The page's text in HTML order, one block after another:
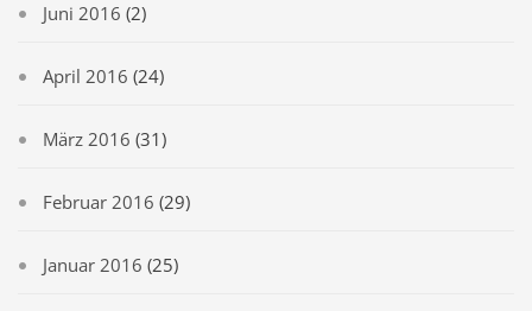
Juni 2016 (2)
April 2016 (24)
März 2016 (31)
Februar 2016 (29)
Januar 2016 (25)